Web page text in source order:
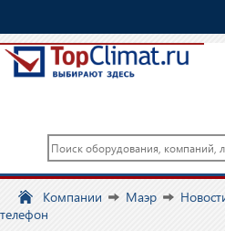
Компании Маэр
телефон